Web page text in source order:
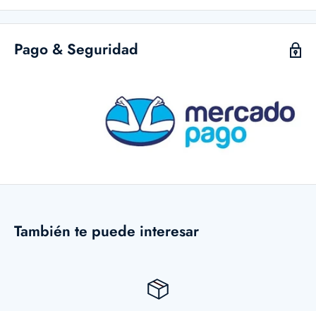
Pago & Seguridad
También te puede interesar